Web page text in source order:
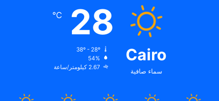
Cairo
سماء صافية
28
℃
54%
2.67 كيلومتر/ساعة